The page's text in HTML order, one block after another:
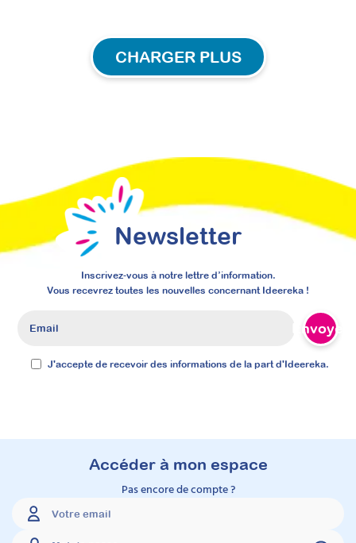
CHARGER PLUS
Newsletter
Inscrivez-vous à notre lettre d’information.
Vous recevrez toutes les nouvelles concernant Ideereka !
Envoyer
J'accepte de recevoir des informations de la part d'Ideereka.
Accéder à mon espace
Pas encore de compte ?